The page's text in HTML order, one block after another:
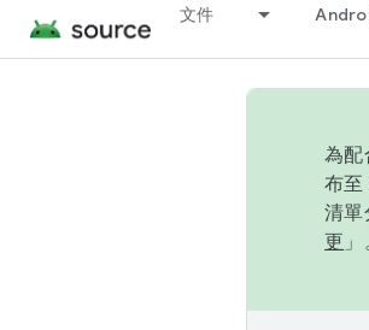
文件
為配
布至
清單
更 」